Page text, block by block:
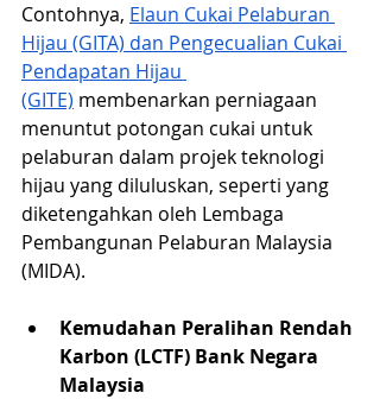
Contohnya, Elaun Cukai Pelaburan
Hijau (GITA) dan Pengecualian Cukai
Pendapatan Hijau
(GITE) membenarkan perniagaan
menuntut potongan cukai untuk
pelaburan dalam projek teknologi
hijau yang diluluskan, seperti yang
diketengahkan oleh Lembaga
Pembangunan Pelaburan Malaysia
(MIDA).
Kemudahan Peralihan Rendah
Karbon (LCTF) Bank Negara
Malaysia